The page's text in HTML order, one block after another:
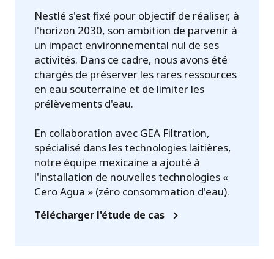
Nestlé s'est fixé pour objectif de réaliser, à
l'horizon 2030, son ambition de parvenir à
un impact environnemental nul de ses
activités. Dans ce cadre, nous avons été
chargés de préserver les rares ressources
en eau souterraine et de limiter les
prélèvements d'eau.
En collaboration avec GEA Filtration,
spécialisé dans les technologies laitières,
notre équipe mexicaine a ajouté à
l'installation de nouvelles technologies «
Cero Agua » (zéro consommation d'eau).
Télécharger l'étude de cas